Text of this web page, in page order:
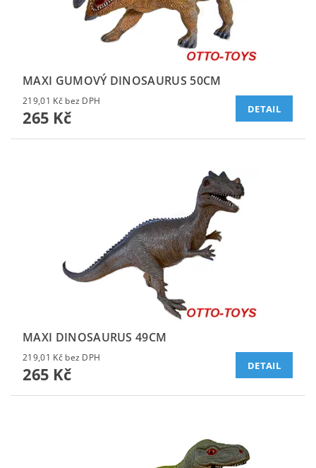
MAXI GUMOVÝ DINOSAURUS 50CM
219,01 Kč bez DPH
265 Kč DETAIL
MAXI DINOSAURUS 49CM
219,01 Kč bez DPH
265 Kč DETAIL